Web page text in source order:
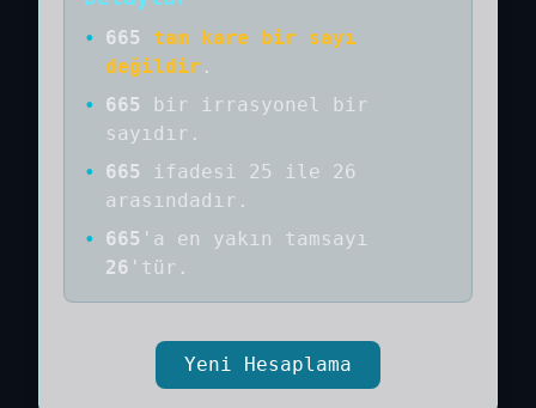
• 665
tam kare bir sayı
değildir .
•
665 bir
irrasyonel bir
sayıdır .
•
665
ifadesi 25 ile 26
arasındadır.
•
665 'a en yakın tamsayı
26 'tür.
Yeni Hesaplama